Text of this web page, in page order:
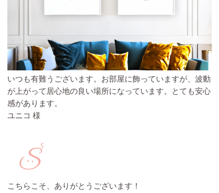
いつも有難うございます。 お部屋に飾っていますが、波動
が上がって居心地の良い場所になっています。とても安心
感があります。
ユニコ 様
こちらこそ、ありがとうございます！